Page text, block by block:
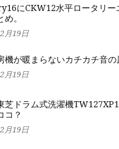
にCKW12水平ロータリー
。
月19日
機が暖まらないカチカチ音の
月19日
芝ドラム式洗濯機
コ？
月19日